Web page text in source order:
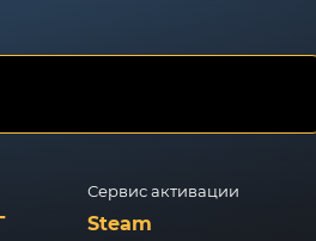
Сервис активации
Steam